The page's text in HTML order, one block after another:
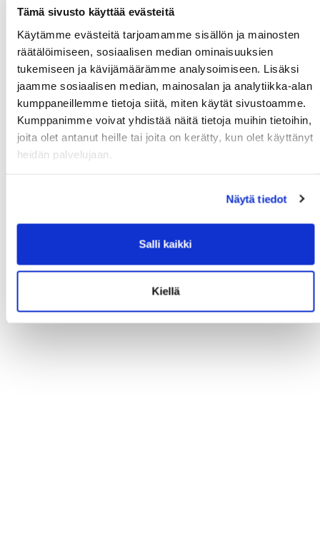
Tämä sivusto käyttää evästeitä
Käytämme evästeitä tarjoamamme sisällön ja mainosten
räätälöimiseen, sosiaalisen median ominaisuuksien
tukemiseen ja kävijämäärämme analysoimiseen. Lisäksi
jaamme sosiaalisen median, mainosalan ja analytiikka-alan
kumppaneillemme tietoja siitä, miten käytät sivustoamme.
Kumppanimme voivat yhdistää näitä tietoja muihin tietoihin,
joita olet antanut heille tai joita on kerätty, kun olet käyttänyt
heidän palvelujaan.
Näytä tiedot
Salli kaikki
Kiellä